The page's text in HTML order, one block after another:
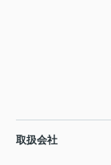
取扱会社